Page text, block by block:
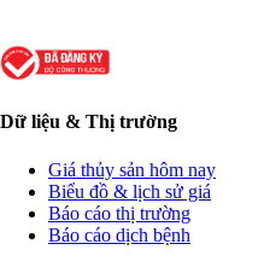
Dữ liệu & Thị trường
Giá thủy sản hôm nay
Biểu đồ & lịch sử giá
Báo cáo thị trường
Báo cáo dịch bệnh